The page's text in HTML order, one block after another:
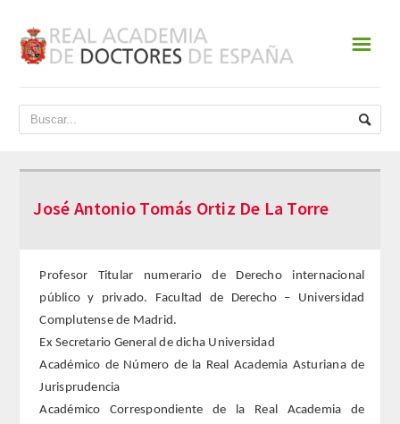
ACADEMIA
DATOS HISTÓRICOS
HISTORIA
JUNTA DE GOBIERNO
NORMATIVA
ESTATUTOS
☰
José Antonio Tomás Ortiz De La Torre
Profesor Titular numerario de Derecho internacional
público y privado. Facultad de Derecho – Universidad
Complutense de Madrid.
Ex Secretario General de dicha Universidad
Académico de Número de la Real Academia Asturiana de
Jurisprudencia
Académico Correspondiente de la Real Academia de